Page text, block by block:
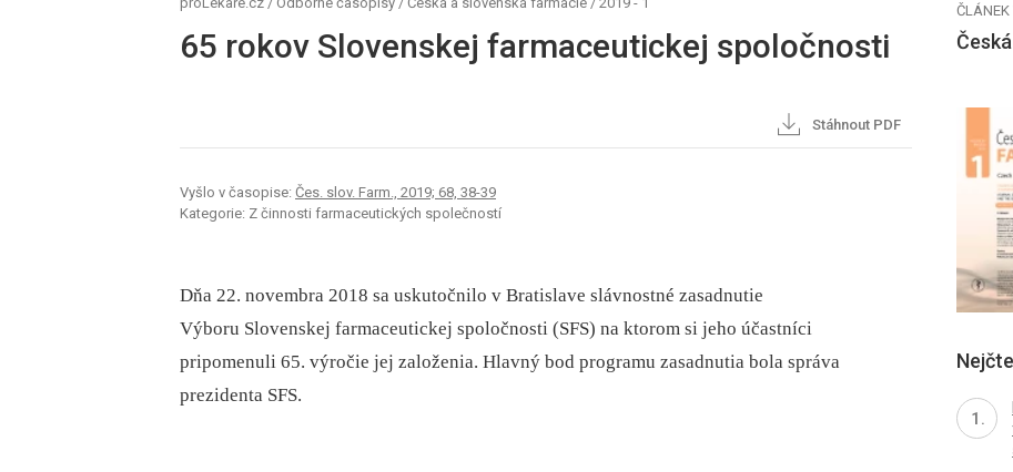
65 rokov Slovenskej farmaceutickej spoločnosti
Stáhnout PDF
Vyšlo v časopise: Čes. slov. Farm., 2019; 68, 38-39
Kategorie: Z činnosti farmaceutických společností
Dňa 22. novembra 2018 sa uskutočnilo v Bratislave slávnostné zasadnutie
Výboru Slovenskej farmaceutickej spoločnosti (SFS) na ktorom si jeho účastníci
pripomenuli 65. výročie jej založenia. Hlavný bod programu zasadnutia bola správa
prezidenta SFS.
ČLÁNEK